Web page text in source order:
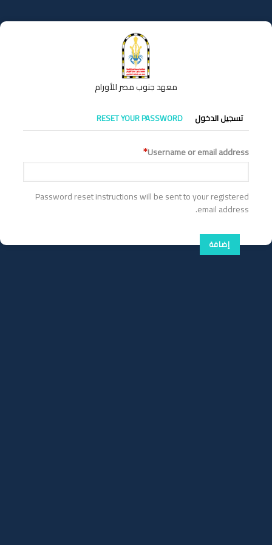
إلى
المحتوى
معهد جنوب مصر للأورام
التبويبات
الأساسية
تسجيل الدخول RESET YOUR PASSWORD
Username or email address
Password reset instructions will be sent to your registered
email address.